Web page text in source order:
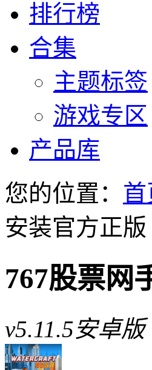
排行榜
合集
主题标签
游戏专区
产品库
您的位置： 首
安装官方正
767股票网
v5.11.5安卓版